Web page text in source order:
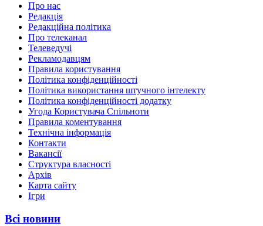
Про нас
Редакція
Редакційна політика
Про телеканал
Телеведучі
Рекламодавцям
Правила користування
Політика конфіденційності
Політика використання штучного інтелекту
Політика конфіденційності додатку
Угода Користувача Спільноти
Правила коментування
Технічна інформація
Контакти
Вакансії
Структура власності
Архів
Карта сайту
Ігри
Всі новини